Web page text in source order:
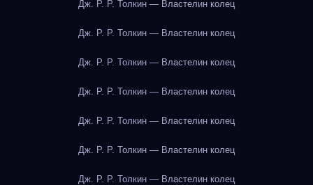
Дж. Р. Р. Толкин — Властелин колец
Дж. Р. Р. Толкин — Властелин колец
Дж. Р. Р. Толкин — Властелин колец
Дж. Р. Р. Толкин — Властелин колец
Дж. Р. Р. Толкин — Властелин колец
Дж. Р. Р. Толкин — Властелин колец
Дж. Р. Р. Толкин — Властелин колец